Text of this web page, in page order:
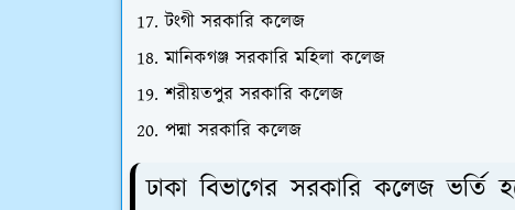
টংগী সরকারি কলেজ
মানিকগঞ্জ সরকারি মহিলা কলেজ
শরীয়তপুর সরকারি কলেজ
পদ্মা সরকারি কলেজ
ঢাকা বিভাগের সরকারি কলেজ